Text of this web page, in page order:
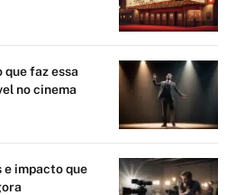
faz essa
no cinema
impacto que